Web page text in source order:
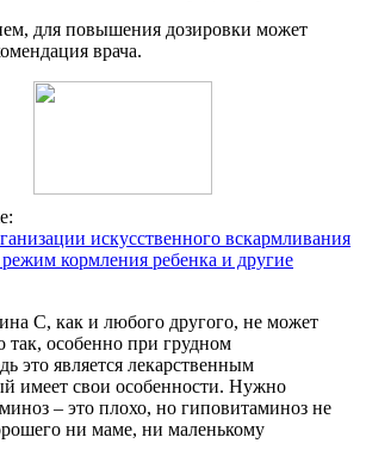
для повышения дозировки может
врача.
искусственного вскармливания
кормления ребенка и другие
С, как и любого другого, не может
так, особенно при грудном
это является лекарственным
имеет свои особенности. Нужно
– это плохо, но гиповитаминоз не
ни маме, ни маленькому